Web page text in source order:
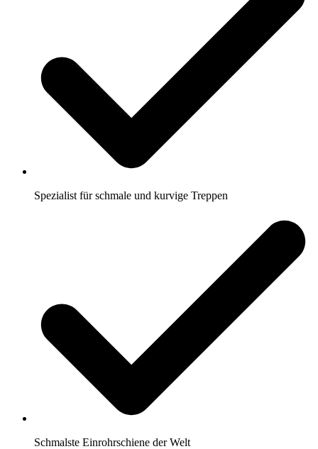
Spezialist für schmale und kurvige Treppen
Schmalste Einrohrschiene der Welt